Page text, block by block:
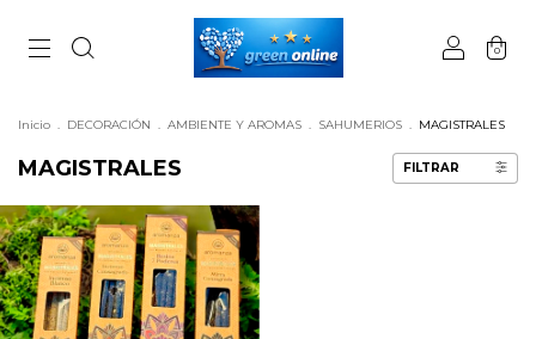
0
Inicio . DECORACIÓN . AMBIENTE Y AROMAS . SAHUMERIOS . MAGISTRALES
MAGISTRALES FILTRAR